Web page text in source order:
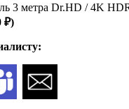
3 метра Dr.HD / 4K
₽)